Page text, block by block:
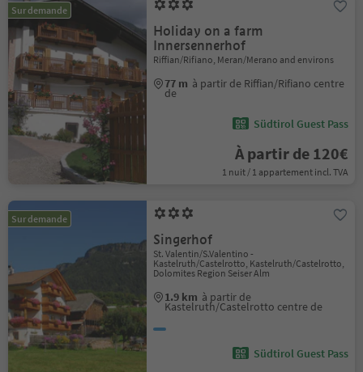
Sur demande
Holiday on a farm
Innersennerhof
Riffian/Rifiano, Meran/Merano and environs
77 m à partir de Riffian/Rifiano centre
de
Südtirol Guest Pass
À partir de 120€
1 nuit / 1 appartement incl. TVA
Sur demande
Singerhof
St. Valentin/S.Valentino -
Kastelruth/Castelrotto, Kastelruth/Castelrotto,
Dolomites Region Seiser Alm
1.9 km à partir de
Kastelruth/Castelrotto centre de
Südtirol Guest Pass